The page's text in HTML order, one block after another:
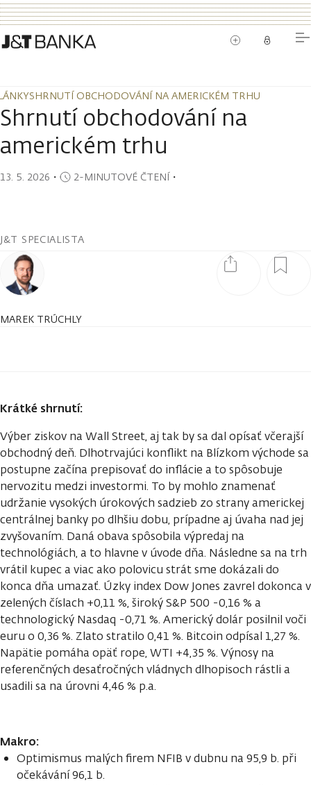
SHRNUTÍ OBCHODOVÁNÍ NA AMERICKÉM TRHU
SHRNUTÍ OBCHODOVÁNÍ NA AMERICKÉM TRHU
Shrnutí obchodování na
americkém trhu
13. 5. 2026 ・ 2-MINUTOVÉ ČTENÍ・
J&T SPECIALISTA
MAREK TRÚCHLY
Krátké shrnutí:
Výber ziskov na Wall Street, aj tak by sa dal opísať včerajší
obchodný deň. Dlhotrvajúci konflikt na Blízkom východe sa
postupne začína prepisovať do inflácie a to spôsobuje
nervozitu medzi investormi. To by mohlo znamenať
udržanie vysokých úrokových sadzieb zo strany americkej
centrálnej banky po dlhšiu dobu, prípadne aj úvaha nad jej
zvyšovaním. Daná obava spôsobila výpredaj na
technológiách, a to hlavne v úvode dňa. Následne sa na trh
vrátil kupec a viac ako polovicu strát sme dokázali do
konca dňa umazať. Úzky index Dow Jones zavrel dokonca v
zelených číslach +0,11 %, široký S&P 500 -0,16 % a
technologický Nasdaq -0,71 %. Americký dolár posilnil voči
euru o 0,36 %. Zlato stratilo 0,41 %. Bitcoin odpísal 1,27 %.
Napätie pomáha opäť rope, WTI +4,35 %. Výnosy na
referenčných desaťročných vládnych dlhopisoch rástli a
usadili sa na úrovni 4,46 % p.a.
Makro:
Optimismus malých firem NFIB v dubnu na 95,9 b. při
očekávání 96,1 b.